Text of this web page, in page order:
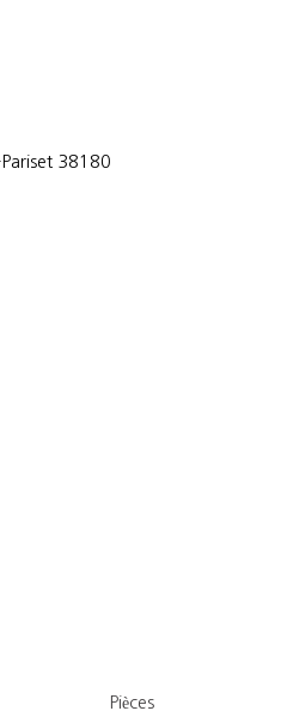
Pièces